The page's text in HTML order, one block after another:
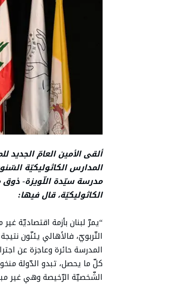
ألقى الأمين العامّ
المدارس الكاثوليكيّة
مدرسة سيّدة اللّويزة- ذوق
الكاثوليكيّة، قال فيها:
“يمرّ لبنان بأزمة اقتصاديّة
التّربويّ، فالأهالي يئنّون
المدرسة حائرة وعاجزة عن
كلّ ما يحصل، تبدو الدّولة
الشّخصيّة الرّخيصة وهي غير